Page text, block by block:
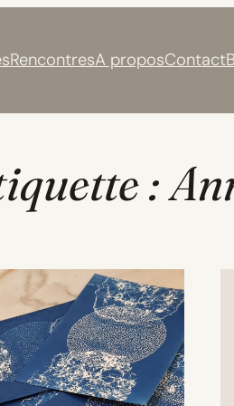
RencontresA proposContact
: